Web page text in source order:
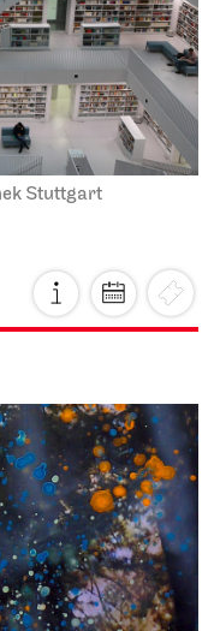
Stuttgart